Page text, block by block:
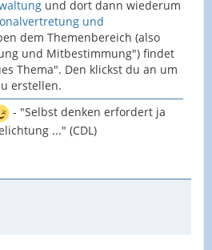
und dort dann wiederum
und
dem Themenbereich (also
und Mitbestimmung") findet
Thema". Den klickst du an um
erstellen.
- "Selbst denken erfordert ja
..." (CDL)